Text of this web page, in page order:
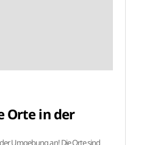
Orte in der
Umgebung an! Die Orte sind